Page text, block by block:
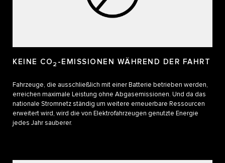
KEINE CO 2 -EMISSIONEN WÄHREND DER FAHRT
Fahrzeuge, die ausschließlich mit einer Batterie betrieben werden,
erreichen maximale Leistung ohne Abgasemissionen. Und da das
nationale Stromnetz ständig um weitere erneuerbare Ressourcen
erweitert wird, wird die von Elektrofahrzeugen genutzte Energie
jedes Jahr sauberer.